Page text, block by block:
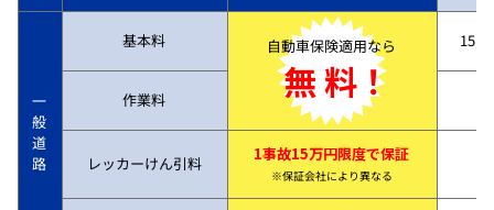
一
般
道
路
基本料 自動車保険適用なら
無 料！
作業料
レッカーけん引料 1事故15万円限度で保証
※保証会社により異なる